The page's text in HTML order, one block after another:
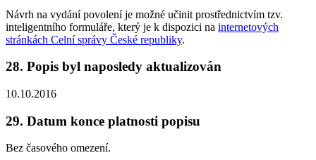
Návrh na vydání povolení je možné učinit prostřednictvím tzv.
inteligentního formuláře, který je k dispozici na internetových
stránkách Celní správy České republiky.
28. Popis byl naposledy aktualizován
10.10.2016
29. Datum konce platnosti popisu
Bez časového omezení.